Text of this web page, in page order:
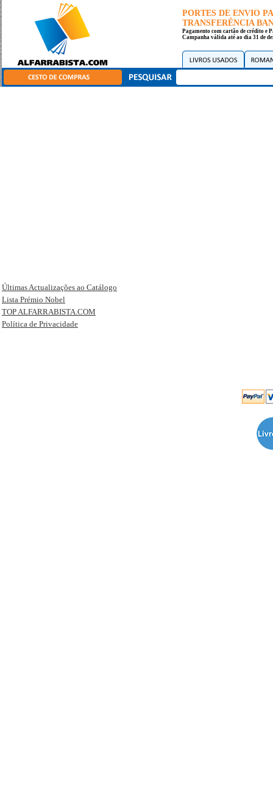
PORTES DE ENVIO
TRANSFERÊNCIA
Pagamento com cartão de crédito e
Campanha válida até ao dia 31 de
Últimas Actualizações ao Catálogo
Lista Prémio Nobel
TOP ALFARRABISTA.COM
Política de Privacidade